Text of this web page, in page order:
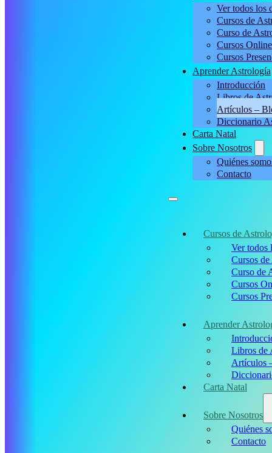
Ver todos los
Cursos de
Curso de
Cursos Online
Cursos
Aprender Astrología
Introducción
Libros de
Artículos –
Diccionario
Carta Natal
Sobre Nosotros
Quiénes
Contacto
Cursos de
Ver todos
Cursos
Curso de
Cursos
Cursos
Aprender
Libros de
Artículos
Carta Natal
Sobre Nosotros
Quiénes
Contacto